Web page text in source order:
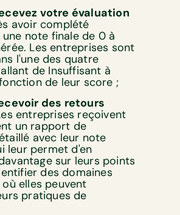
votre évaluation
avoir complété
une note finale de 0 à
Les entreprises sont
l'une des quatre
de Insuffisant à
de leur score ;
des retours
entreprises reçoivent
un rapport de
avec leur note
leur permet d'en
sur leurs points
des domaines
elles peuvent
pratiques de